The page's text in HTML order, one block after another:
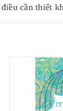
cần thiết